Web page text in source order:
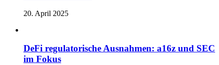
20. April 2025
DeFi regulatorische Ausnahmen: a16z und SEC
im Fokus